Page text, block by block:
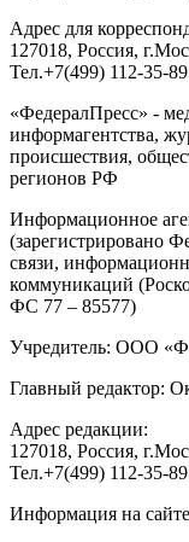
Адрес для
127018, Россия, г.
Тел.+7(499) 112-35-89
«ФедералПресс» -
информагентства,
происшествия,
регионов РФ
Информационное
(зарегистрировано
связи,
коммуникаций
ФС 77 – 85577)
Учредитель: ООО
Главный редактор:
Адрес редакции:
127018, Россия,
Тел.+7(499) 112-35-
Информация на